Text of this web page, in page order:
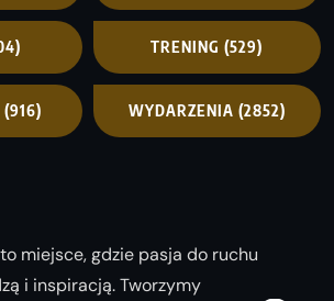
TRENING (529)
(916) WYDARZENIA (2852)
miejsce, gdzie pasja do ruchu
i inspiracją. Tworzymy